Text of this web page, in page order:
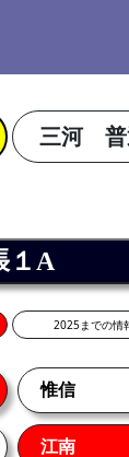
三河 普
張１A
2025までの情
惟信
江南